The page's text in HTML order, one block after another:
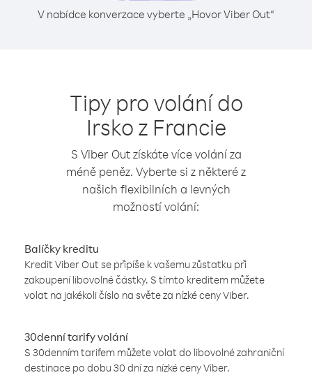
V nabídce konverzace vyberte „Hovor Viber Out“
Tipy pro volání do
Irsko z Francie
S Viber Out získáte více volání za
méně peněz. Vyberte si z některé z
našich flexibilních a levných
možností volání:
Balíčky kreditu
Kredit Viber Out se připíše k vašemu zůstatku při
zakoupení libovolné částky. S tímto kreditem můžete
volat na jakékoli číslo na světe za nízké ceny Viber.
30denní tarify volání
S 30denním tarifem můžete volat do libovolné zahraniční
destinace po dobu 30 dní za nízké ceny Viber.